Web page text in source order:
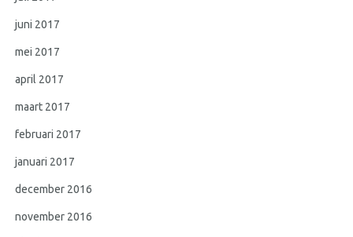
juni 2017
mei 2017
april 2017
maart 2017
februari 2017
januari 2017
december 2016
november 2016